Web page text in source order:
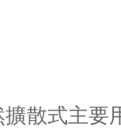
散式主要